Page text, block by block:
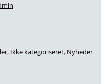
, Ikke kategoriseret, Nyheder